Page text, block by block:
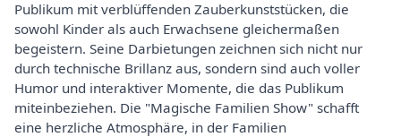
Publikum mit verblüffenden Zauberkunststücken, die
sowohl Kinder als auch Erwachsene gleichermaßen
begeistern. Seine Darbietungen zeichnen sich nicht nur
durch technische Brillanz aus, sondern sind auch voller
Humor und interaktiver Momente, die das Publikum
miteinbeziehen. Die "Magische Familien Show" schafft
eine herzliche Atmosphäre, in der Familien